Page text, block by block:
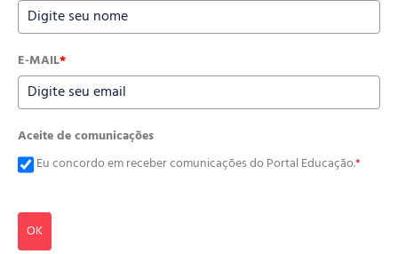
E-MAIL*
Aceite de comunicações
Eu concordo em receber comunicações do Portal Educação.*
OK